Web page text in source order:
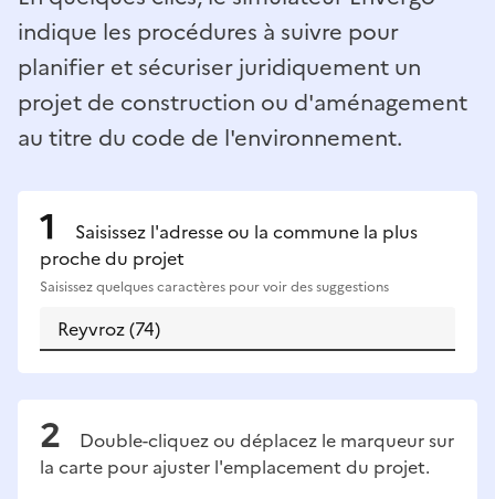
indique les procédures à suivre pour
planifier et sécuriser juridiquement un
projet de construction ou d'aménagement
au titre du code de l'environnement.
Saisissez l'adresse ou la commune la plus
proche du projet
Saisissez quelques caractères pour voir des suggestions
Double-cliquez ou déplacez le marqueur sur
la carte pour ajuster l'emplacement du projet.